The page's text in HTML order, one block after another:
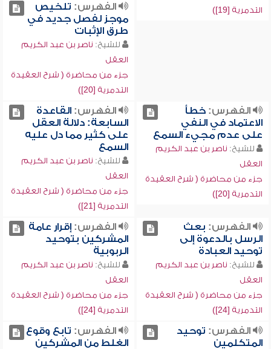
التدمرية [19])
الفهرس: تلخيص
موجز لفصل جديد في
طرق الإثبات
للشيخ: ناصر بن عبد الكريم
العقل
جزء من محاضرة ( شرح العقيدة
التدمرية [20])
الفهرس:خطأ
الاعتماد في النفي
على عدم مجيء السمع
للشيخ: ناصر بن عبد الكريم
العقل
جزء من محاضرة ( شرح العقيدة
التدمرية [20])
الفهرس:القاعدة
السابعة: دلالة العقل
على كثير مما دل عليه
السمع
للشيخ: ناصر بن عبد الكريم
العقل
جزء من محاضرة ( شرح العقيدة
التدمرية [21])
الفهرس: بعث
الرسل بالدعوة إلى
توحيد العبادة
للشيخ: ناصر بن عبد الكريم
العقل
جزء من محاضرة ( شرح العقيدة
التدمرية [24])
الفهرس:إقرار عامة
المشركين بتوحيد
الربوبية
للشيخ: ناصر بن عبد الكريم
العقل
جزء من محاضرة ( شرح العقيدة
التدمرية [24])
الفهرس: توحيد
المتكلمين
الفهرس: تابع وقوع
الغلط من المشركين